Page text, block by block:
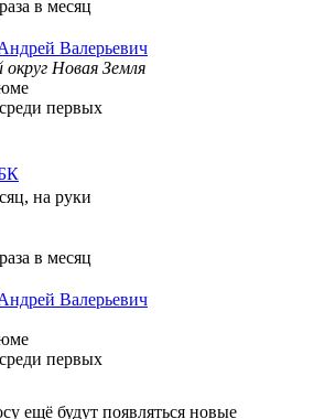
в месяц
Валерьевич
Новая Земля
первых
на руки
в месяц
Валерьевич
первых
ещё будут появляться новые